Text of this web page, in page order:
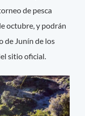
de pesca
octubre, y podrán
de Junín de los
sitio oficial.